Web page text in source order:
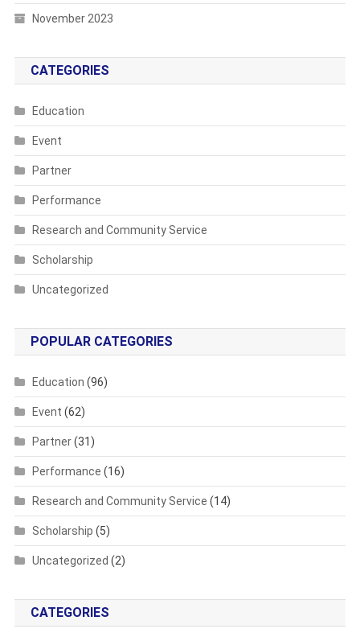
November 2023
CATEGORIES
Education
Event
Partner
Performance
Research and Community Service
Scholarship
Uncategorized
POPULAR CATEGORIES
Education (96)
Event (62)
Partner(31)
Performance (16)
Research and Community Service (14)
Scholarship (5)
Uncategorized (2)
CATEGORIES